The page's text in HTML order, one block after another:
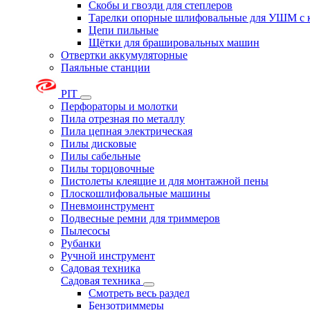
Скобы и гвозди для степлеров
Тарелки опорные шлифовальные для УШМ с
Цепи пильные
Щётки для брашировальных машин
Отвертки аккумуляторные
Паяльные станции
PIT
Перфораторы и молотки
Пила отрезная по металлу
Пила цепная электрическая
Пилы дисковые
Пилы сабельные
Пилы торцовочные
Пистолеты клеящие и для монтажной пены
Плоскошлифовальные машины
Пневмоинструмент
Подвесные ремни для триммеров
Пылесосы
Рубанки
Ручной инструмент
Садовая техника
Садовая техника
Смотреть весь раздел
Бензотриммеры